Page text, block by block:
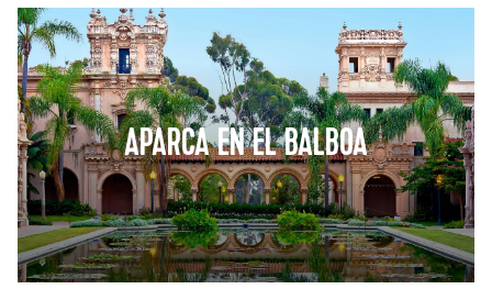
APARCA EN EL BALBOA